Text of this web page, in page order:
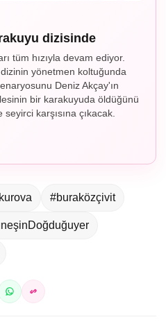
dizisinde
tüm hızıyla devam ediyor.
yönetmen koltuğunda
Deniz Akçay'ın
bir karakuyuda öldüğünü
karşısına çıkacak.
#buraközçivit